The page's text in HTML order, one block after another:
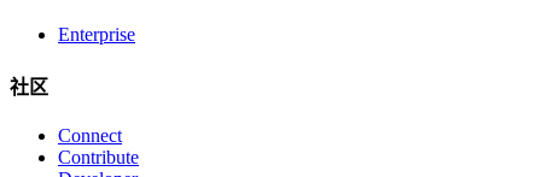
Enterprise
社区
Connect
Contribute